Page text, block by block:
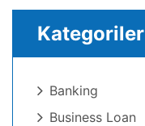
Kategoriler
Banking
Business Loan